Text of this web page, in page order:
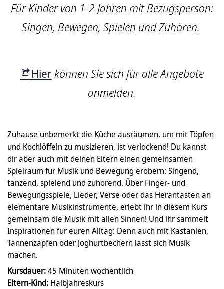
Für Kinder von 1-2 Jahren mit Bezugsperson:
Singen, Bewegen, Spielen und Zuhören.
Hierkönnen Sie sich für alle Angebote
anmelden.
Zuhause unbemerkt die Küche ausräumen, um mit Töpfen
und Kochlöffeln zu musizieren, ist verlockend! Du kannst
dir aber auch mit deinen Eltern einen gemeinsamen
Spielraum für Musik und Bewegung erobern: Singend,
tanzend, spielend und zuhörend. Über Finger- und
Bewegungsspiele, Lieder, Verse oder das Herantasten an
elementare Musikinstrumente, erlebt ihr in diesem Kurs
gemeinsam die Musik mit allen Sinnen! Und ihr sammelt
Inspirationen für euren Alltag: Denn auch mit Kastanien,
Tannenzapfen oder Joghurtbechern lässt sich Musik
machen.
Kursdauer:45 Minuten wöchentlich
Eltern-Kind: Halbjahreskurs